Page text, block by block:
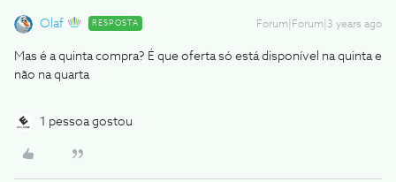
Olaf RESPOSTA Forum|Forum|3 years ago
Mas é a quinta compra? É que oferta só está disponível na quinta e
não na quarta
1 pessoa gostou